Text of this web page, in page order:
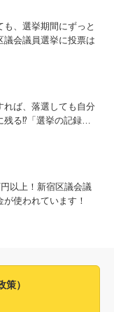
、選挙期間にずっと
議会議員選挙に投票は
れば、落選しても自分
る⁉「選挙の記録…
以上！新宿区議会議
使われています！
）